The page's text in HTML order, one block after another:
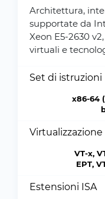
Architettura,
supportate da
Xeon E5-2630
virtuali e
Set di istruzioni
x86-64
Virtualizzazione
VT-x,
EPT,
Estensioni ISA